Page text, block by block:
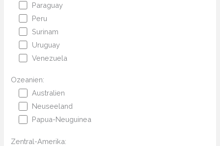
Paraguay
Peru
Surinam
Uruguay
Venezuela
Ozeanien:
Australien
Neuseeland
Papua-Neuguinea
Zentral-Amerika: